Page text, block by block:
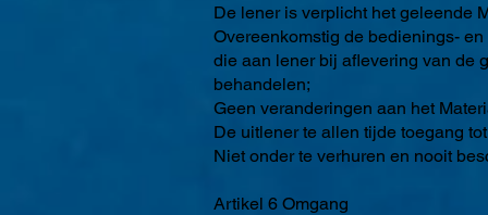
De lener is verplicht het geleende
Overeenkomstig de bedienings-
die aan lener bij aflevering van de
behandelen;
Geen veranderingen aan het
De uitlener te allen tijde toegang
Niet onder te verhuren en nooit
Artikel 6 Omgang